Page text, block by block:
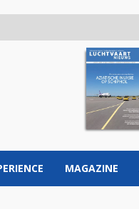
MAGAZINE